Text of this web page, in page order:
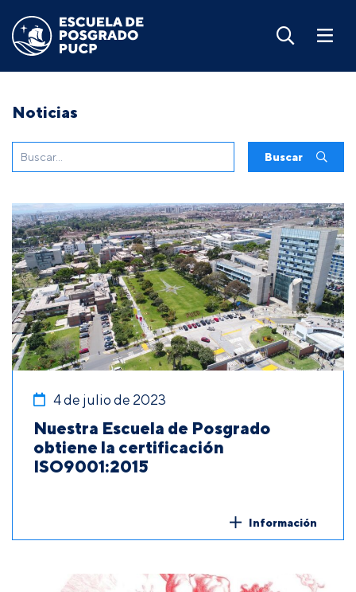
Noticias
Buscar
4 de julio de 2023
Nuestra Escuela de Posgrado
obtiene la certificación
ISO9001:2015
Información